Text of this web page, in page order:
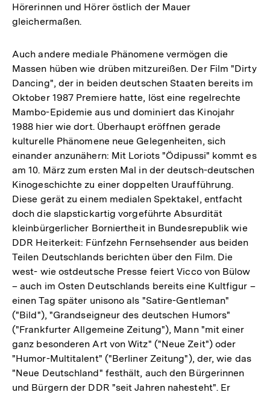
Hörerinnen und Hörer östlich der Mauer
gleichermaßen.
Auch andere mediale Phänomene vermögen die
Massen hüben wie drüben mitzureißen. Der Film "Dirty
Dancing", der in beiden deutschen Staaten bereits im
Oktober 1987 Premiere hatte, löst eine regelrechte
Mambo-Epidemie aus und dominiert das Kinojahr
1988 hier wie dort. Überhaupt eröffnen gerade
kulturelle Phänomene neue Gelegenheiten, sich
einander anzunähern: Mit Loriots "Ödipussi" kommt es
am 10. März zum ersten Mal in der deutsch-deutschen
Kinogeschichte zu einer doppelten Uraufführung.
Diese gerät zu einem medialen Spektakel, entfacht
doch die slapstickartig vorgeführte Absurdität
kleinbürgerlicher Borniertheit in Bundesrepublik wie
DDR Heiterkeit: Fünfzehn Fernsehsender aus beiden
Teilen Deutschlands berichten über den Film. Die
west- wie ostdeutsche Presse feiert Vicco von Bülow
– auch im Osten Deutschlands bereits eine Kultfigur –
einen Tag später unisono als "Satire-Gentleman"
("Bild"), "Grandseigneur des deutschen Humors"
("Frankfurter Allgemeine Zeitung"), Mann "mit einer
ganz besonderen Art von Witz" ("Neue Zeit") oder
"Humor-Multitalent" ("Berliner Zeitung"), der, wie das
"Neue Deutschland" festhält, auch den Bürgerinnen
und Bürgern der DDR "seit Jahren nahesteht". Er